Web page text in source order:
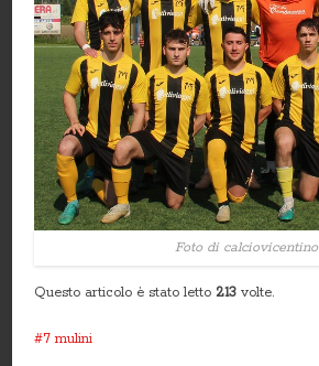
Foto di calciovicentino
Questo articolo è stato letto 213 volte.
7 mulini